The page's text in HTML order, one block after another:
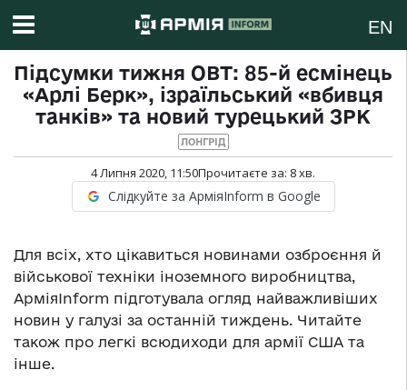
EN
Підсумки тижня ОВТ: 85-й есмінець
«Арлі Берк», ізраїльський «вбивця
танків» та новий турецький ЗРК
ЛОНГРІД
4 Липня 2020, 11:50Прочитаєте за: 8хв.
Слідкуйте за АрміяInform в Google
Для всіх, хто цікавиться новинами озброєння й
військової техніки іноземного виробництва,
АрміяInform підготувала огляд найважливіших
новин у галузі за останній тиждень. Читайте
також про легкі всюдиходи для армії США та
інше.